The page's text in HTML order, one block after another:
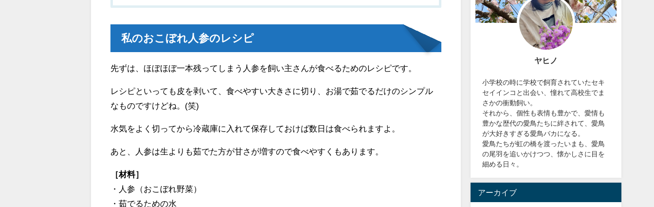
私のおこぼれ人参のレシピ
先ずは、ほぼほぼ一本残ってしまう人参を飼い主さんが食べるためのレシピです。
レシピといっても皮を剥いて、食べやすい大きさに切り、お湯で茹でるだけのシンプル
なものですけどね。(笑)
水気をよく切ってから冷蔵庫に入れて保存しておけば数日は食べられますよ。
あと、人参は生よりも茹でた方が甘さが増すので食べやすくもあります。
［材料］
・人参（おこぼれ野菜）
・茹でるための水
ヤヒノ
小学校の時に学校で飼育されていたセキ
セイインコと出会い、憧れて高校生でま
さかの衝動飼い。
それから、個性も表情も豊かで、愛情も
豊かな歴代の愛鳥たちに絆されて、愛鳥
が大好きすぎる愛鳥バカになる。
愛鳥たちが虹の橋を渡ったいまも、愛鳥
の尾羽を追いかけつつ、懐かしさに目を
細める日々。
アーカイブ